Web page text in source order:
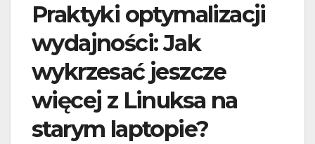
Praktyki optymalizacji
wydajności: Jak
wykrzesać jeszcze
więcej z Linuksa na
starym laptopie?